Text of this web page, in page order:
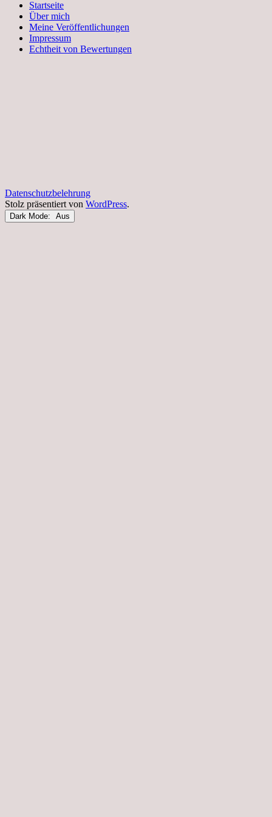
Startseite
Über mich
Meine Veröffentlichungen
Impressum
Echtheit von Bewertungen
Datenschutzbelehrung
Stolz präsentiert von WordPress.
Dark Mode: